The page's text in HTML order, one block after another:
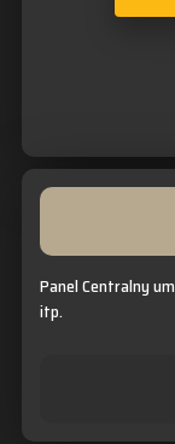
Panel Centralny
itp.